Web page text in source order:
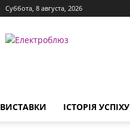
Суббота, 8 августа, 2026
Електроблюз
ВИСТАВКИ ІСТОРІЯ УСПІХУ